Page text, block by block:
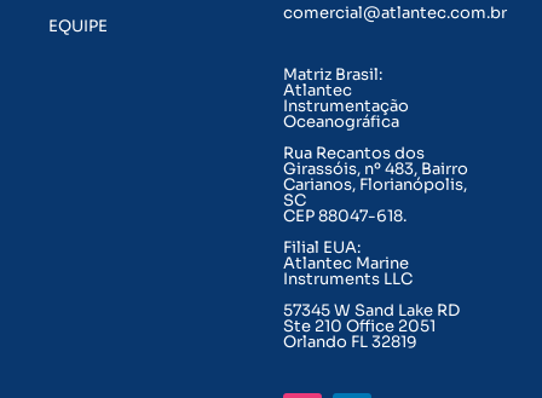
EQUIPE
comercial@atlantec.com.br
Matriz Brasil:
Atlantec
Instrumentação
Oceanográfica
Rua Recantos dos
Girassóis, nº 483, Bairro
Carianos, Florianópolis,
SC
CEP 88047-618.
Filial EUA:
Atlantec Marine
Instruments LLC
57345 W Sand Lake RD
Ste 210 Office 2051
Orlando FL 32819